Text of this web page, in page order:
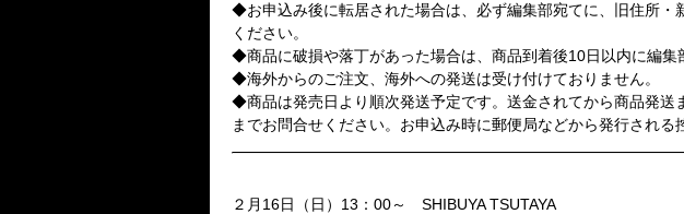
◆お申込み後に転居された場合は、必ず編集部宛てに、旧住所
ください。
◆商品に破損や落丁があった場合は、商品到着後10日以内に編集
◆海外からのご注文、海外への発送は受け付けておりません。
◆商品は発売日より順次発送予定です。送金されてから商品発
までお問合せください。お申込み時に郵便局などから発行される
２月16日（日）13：00～ SHIBUYA TSUTAYA